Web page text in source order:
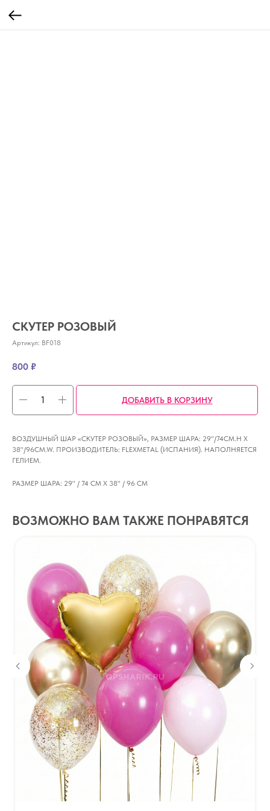
СКУТЕР РОЗОВЫЙ
Артикул: BF018
800 ₽
ДОБАВИТЬ В КОРЗИНУ
ВОЗДУШНЫЙ ШАР «СКУТЕР РОЗОВЫЙ», РАЗМЕР ШАРА: 29"/74CM.H X
38"/96CM.W. ПРОИЗВОДИТЕЛЬ: FLEXMETAL (ИСПАНИЯ). НАПОЛНЯЕТСЯ
ГЕЛИЕМ.
РАЗМЕР ШАРА: 29" / 74 СМ Х 38" / 96 СМ
ВОЗМОЖНО ВАМ ТАКЖЕ ПОНРАВЯТСЯ